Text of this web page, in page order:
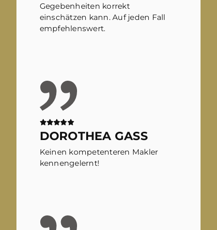
Gegebenheiten korrekt
einschätzen kann. Auf jeden Fall
empfehlenswert.
DOROTHEA GASS
Keinen kompetenteren Makler
kennengelernt!